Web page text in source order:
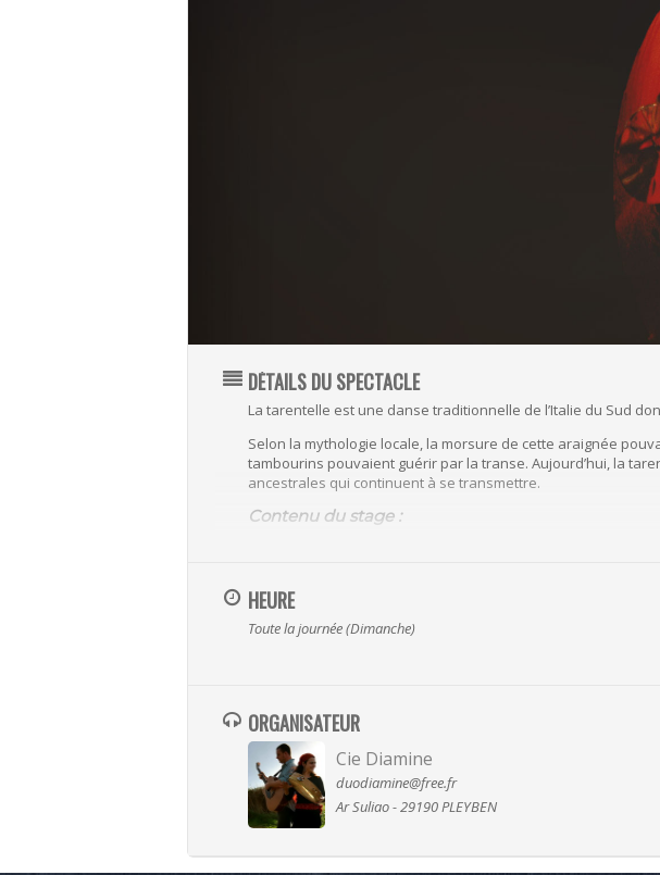
DÉTAILS DU SPECTACLE
La tarentelle est une danse traditionnelle de l’Italie du Sud
Selon la mythologie locale, la morsure de cette araignée
tambourins pouvaient guérir par la transe. Aujourd’hui, la
ancestrales qui continuent à se transmettre.
Contenu du stage :
continuer à travailler individuellement.
Lucia FARELLA
Originaire des Pouilles en Italie du Sud, Lucia Farella a
Professionnelle reconnue, elle prend plaisir à transmettre
HEURE
Toute la journée (Dimanche)
ORGANISATEUR
Cie Diamine
duodiamine@free.fr
Ar Suliao - 29190 PLEYBEN